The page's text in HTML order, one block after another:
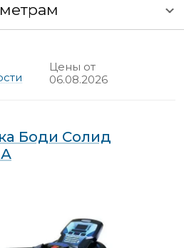
Цены от
06.08.2026
Боди Солид